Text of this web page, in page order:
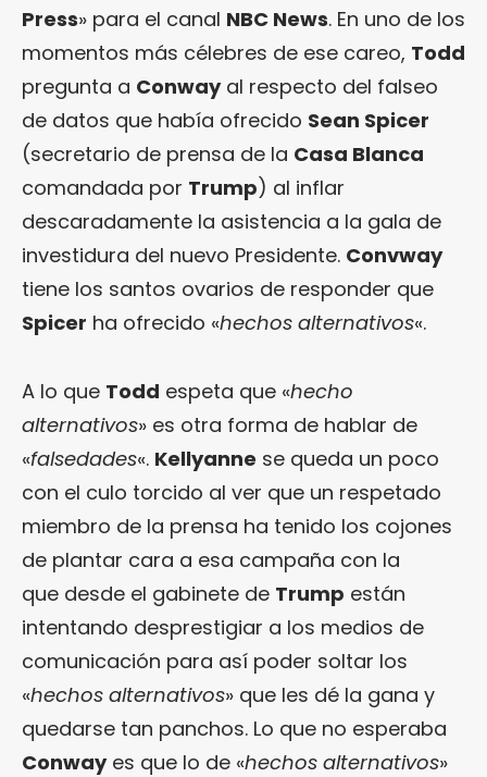
Press» para el canal NBC News. En uno de los
momentos más célebres de ese careo, Todd
pregunta a Conwayal respecto del falseo
de datos que había ofrecido Sean Spicer
(secretario de prensa de la Casa Blanca
comandada por Trump) al inflar
descaradamente la asistencia a la gala de
investidura del nuevo Presidente. Convway
tiene los santos ovarios de responder que
Spicer ha ofrecido «hechos alternativos«.
A lo que Todd espeta que «hecho
alternativos» es otra forma de hablar de
«falsedades«. Kellyanne se queda un poco
con el culo torcido al ver que un respetado
miembro de la prensa ha tenido los cojones
de plantar cara a esa campaña con la
que desde el gabinete de Trump están
intentando desprestigiar a los medios de
comunicación para así poder soltar los
«hechos alternativos» que les dé la gana y
quedarse tan panchos. Lo que no esperaba
Conwayes que lo de «hechos alternativos»